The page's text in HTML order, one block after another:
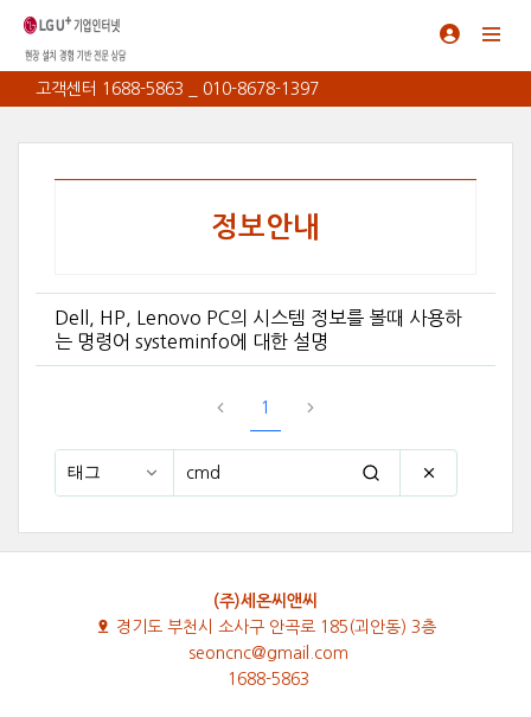
고객센터 1688-5863 _ 010-8678-1397
정보안내
Dell, HP, Lenovo PC의 시스템 정보를 볼때 사용하
는 명령어 systeminfo에 대한 설명
1
(주)세온씨앤씨
경기도 부천시 소사구 안곡로 185(괴안동) 3층
seoncnc@gmail.com
1688-5863